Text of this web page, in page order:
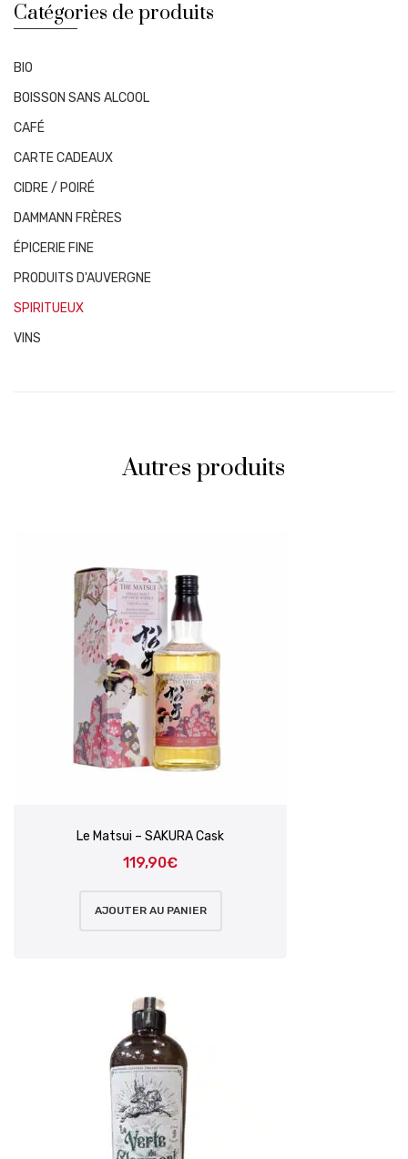
Catégories de produits
BIO
BOISSON SANS ALCOOL
CAFÉ
CARTE CADEAUX
CIDRE / POIRÉ
DAMMANN FRÈRES
ÉPICERIE FINE
PRODUITS D'AUVERGNE
SPIRITUEUX
VINS
Autres produits
Le Matsui – SAKURA Cask
119,90€
AJOUTER AU PANIER